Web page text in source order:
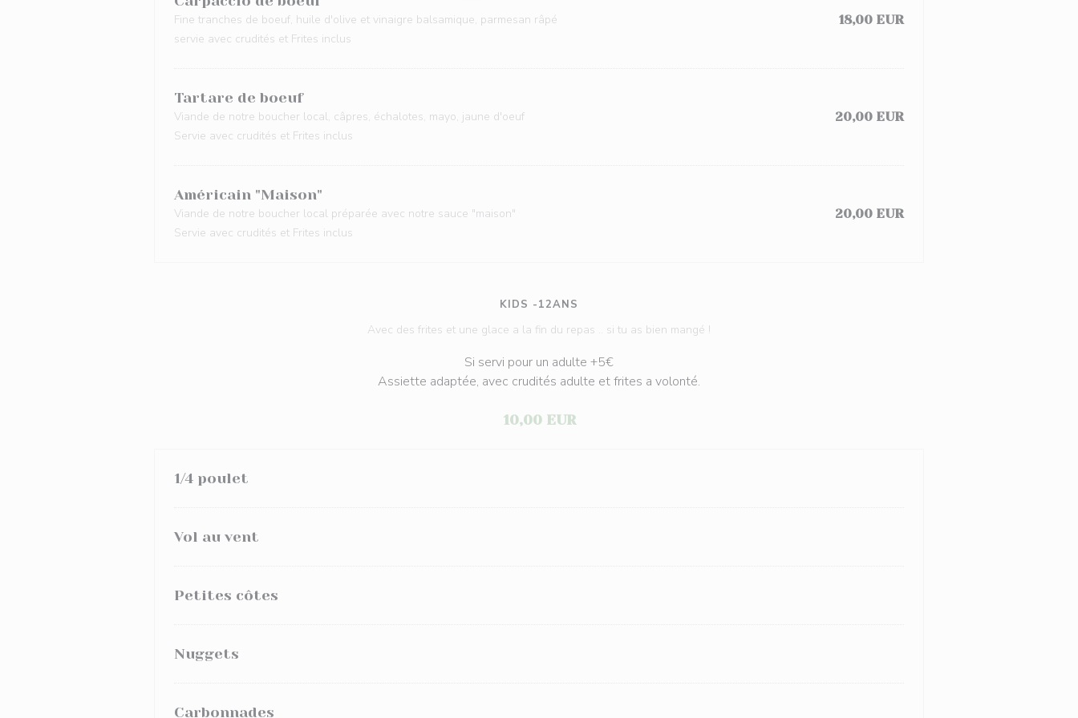
Fine tranches de boeuf, huile d'olive et vinaigre balsamique, parmesan râpé
servie avec crudités et Frites inclus
18,00 EUR
Tartare de boeuf
Viande de notre boucher local, câpres, échalotes, mayo, jaune d'oeuf
Servie avec crudités et Frites inclus
20,00 EUR
Américain "Maison"
Viande de notre boucher local préparée avec notre sauce "maison"
Servie avec crudités et Frites inclus
20,00 EUR
KIDS -12ANS
Avec des frites et une glace a la fin du repas .. si tu as bien mangé !
Si servi pour un adulte +5€
Assiette adaptée, avec crudités adulte et frites a volonté.
10,00 EUR
1/4 poulet
Vol au vent
Petites côtes
Nuggets
Carbonnades